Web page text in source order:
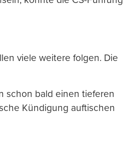
viele weitere folgen. Die
schon bald einen tieferen
Kündigung auftischen